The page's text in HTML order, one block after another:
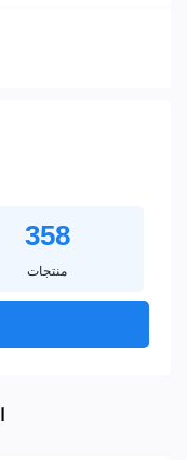
358
منتجات